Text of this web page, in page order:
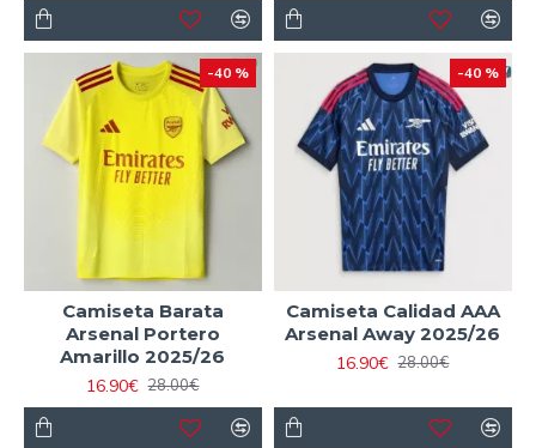
-40 %
Camiseta Barata
Arsenal Portero
Amarillo 2025/26
16.90€ 28.00€
-40 %
Camiseta Calidad AAA
Arsenal Away 2025/26
16.90€ 28.00€